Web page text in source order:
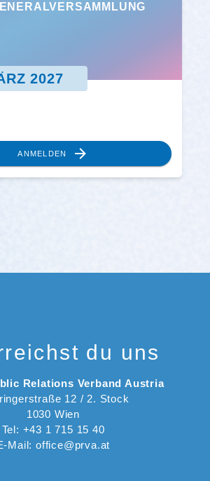
2027
ANMELDEN
du uns
Relations Verband Austria
12 / 2. Stock
1030 Wien
Tel: +43 1 715 15 40
Mail: office@prva.at